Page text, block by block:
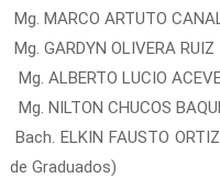
Mg. MARCO ARTUTO
Mg. GARDYN OLIVERA RUIZ
Mg. ALBERTO LUCIO
Mg. NILTON CHUCOS
Bach. ELKIN FAUSTO
de Graduados)